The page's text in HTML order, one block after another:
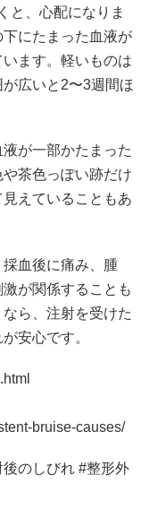
と、心配になりま
にたまった血液が
ます。軽いものは
広いと2〜3週間ほ
が一部かたまった
茶色っぽい跡だけ
えていることもあ
血後に痛み、腫
が関係することも
ら、注射を受けた
安心です。
bruise-causes/
のしびれ #整形外